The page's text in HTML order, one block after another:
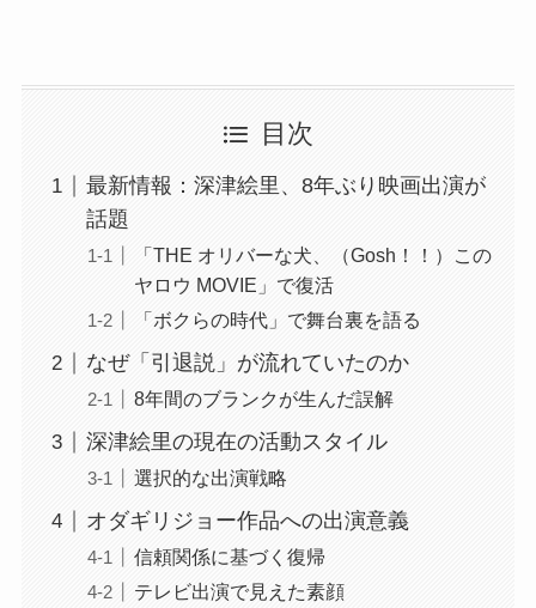
目次
最新情報：深津絵里、8年ぶり映画出演が
話題
「THE オリバーな犬、（Gosh！！）この
ヤロウ MOVIE」で復活
「ボクらの時代」で舞台裏を語る
なぜ「引退説」が流れていたのか
8年間のブランクが生んだ誤解
深津絵里の現在の活動スタイル
選択的な出演戦略
オダギリジョー作品への出演意義
信頼関係に基づく復帰
テレビ出演で見えた素顔